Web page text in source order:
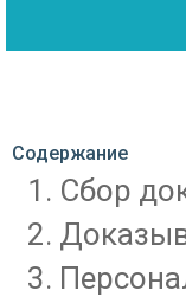
Содержание
Сбор